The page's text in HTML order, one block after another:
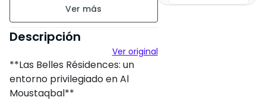
Sin amueblar
4 apartamentos por nivel
Antigüedad de la
Descripción
Ver original
**Las Belles Résidences: un
entorno privilegiado en Al
Moustaqbal**